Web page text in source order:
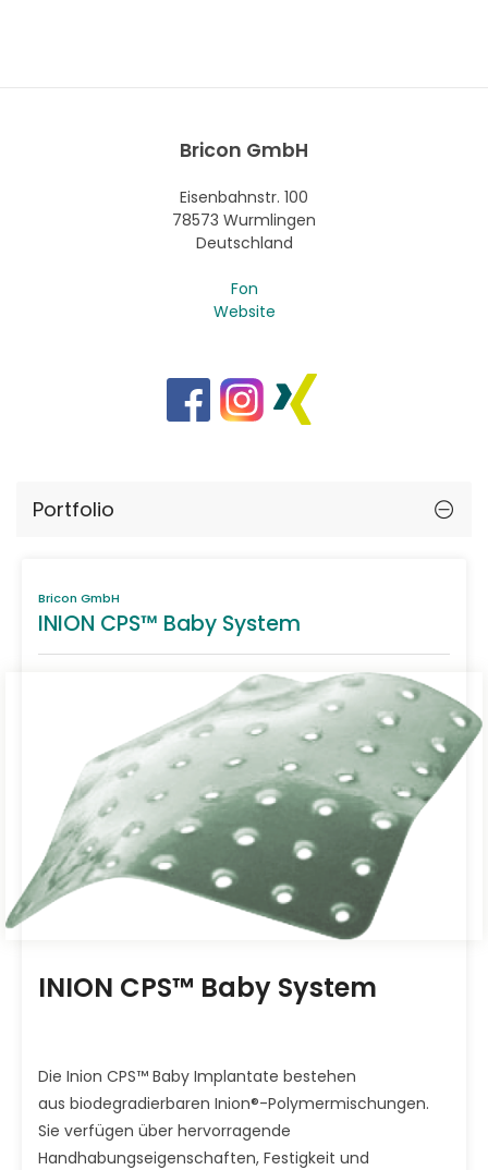
Bricon GmbH
Eisenbahnstr. 100
78573 Wurmlingen
Deutschland
Fon
Website
Portfolio
Bricon GmbH
INION CPS™ Baby System
INION CPS™ Baby System
Die Inion CPS™ Baby Implantate bestehen
aus biodegradierbaren Inion®-Polymermischungen.
Sie verfügen über hervorragende
Handhabungseigenschaften, Festigkeit und